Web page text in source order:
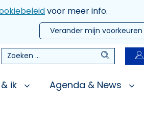
voor meer info.
Verander mijn voorkeuren
Zoeken Zoeken
ik Agenda & News